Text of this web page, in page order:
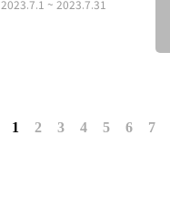
2023.7.1 ~ 2023.7.31
1 2 3 4 5 6 7